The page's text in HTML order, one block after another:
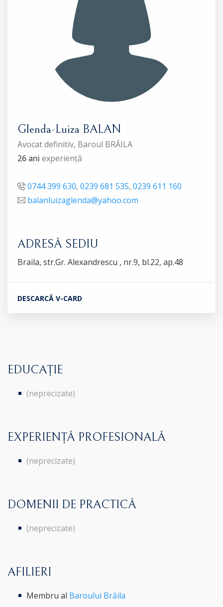
Glenda-Luiza BALAN
Avocat definitiv, Baroul BRĂILA
26 ani experiență
0744 399 630, 0239 681 535, 0239 611 160
balanluizaglenda@yahoo.com
ADRESĂ SEDIU
Braila, str.Gr. Alexandrescu , nr.9, bl.22, ap.48
DESCARCĂ V-CARD
EDUCAȚIE
(neprecizate)
EXPERIENȚĂ PROFESIONALĂ
(neprecizate)
DOMENII DE PRACTICĂ
(neprecizate)
AFILIERI
Membru al Baroului Brăila